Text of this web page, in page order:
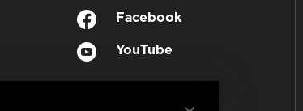
Facebook
YouTube